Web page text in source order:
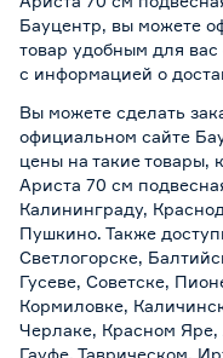
Бауцентр, вы можете
товар удобным для вас
с информацией о
Вы можете сделать
официальном сайте
цены на такие товары,
Ариста 70 см
Калининграду,
Пушкино. Также
Светлогорске,
Гусеве, Советске,
Кормиловке,
Черлаке, Красном
Гауфе, Таврическом,